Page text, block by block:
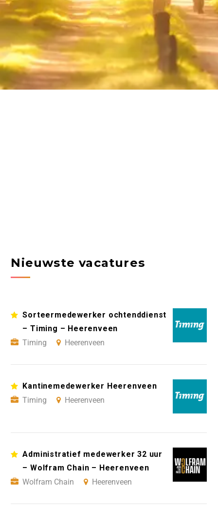
Nieuwste vacatures
Sorteermedewerker ochtenddienst
– Timing – Heerenveen
Timing
Heerenveen
Kantinemedewerker Heerenveen
Timing
Heerenveen
Administratief medewerker 32 uur
– Wolfram Chain – Heerenveen
Wolfram Chain
Heerenveen